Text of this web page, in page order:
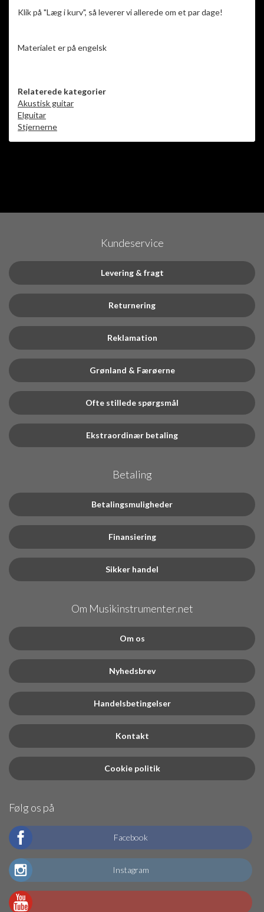
Klik på "Læg i kurv", så leverer vi allerede om et par dage!
Materialet er på engelsk
Relaterede kategorier
Akustisk guitar
Elguitar
Stjernerne
Kundeservice
Levering & fragt
Returnering
Reklamation
Grønland & Færøerne
Ofte stillede spørgsmål
Ekstraordinær betaling
Betaling
Betalingsmuligheder
Finansiering
Sikker handel
Om Musikinstrumenter.net
Om os
Nyhedsbrev
Handelsbetingelser
Kontakt
Cookie politik
Følg os på
Facebook
Instagram